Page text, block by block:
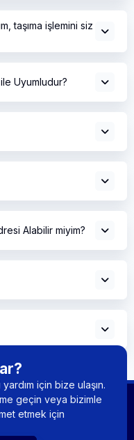
taşıma işlemini siz
Uyumludur?
Alabilir miyim?
için bize ulaşın.
geçin veya bizimle
etmek için